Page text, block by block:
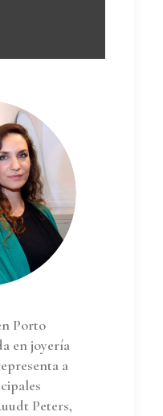
Porto
en joyería
a
Peters,